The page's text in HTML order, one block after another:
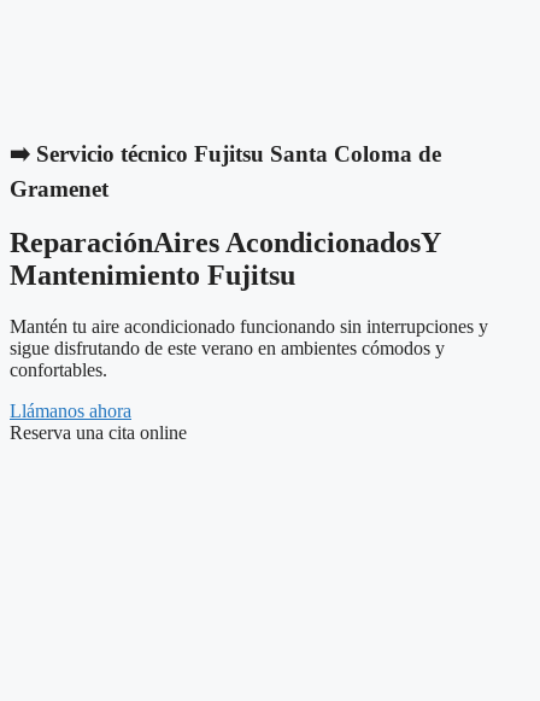
➡️ Servicio técnico Fujitsu Santa Coloma de
Gramenet
ReparaciónAires AcondicionadosY
Mantenimiento Fujitsu
Mantén tu aire acondicionado funcionando sin interrupciones y
sigue disfrutando de este verano en ambientes cómodos y
confortables.
Llámanos ahora
Reserva una cita online